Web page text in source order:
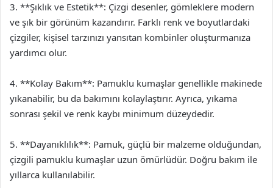
3. **Şıklık ve Estetik**: Çizgi desenler, gömleklere modern
ve şık bir görünüm kazandırır. Farklı renk ve boyutlardaki
çizgiler, kişisel tarzınızı yansıtan kombinler oluşturmanıza
yardımcı olur.
4. **Kolay Bakım**: Pamuklu kumaşlar genellikle makinede
yıkanabilir, bu da bakımını kolaylaştırır. Ayrıca, yıkama
sonrası şekil ve renk kaybı minimum düzeydedir.
5. **Dayanıklılık**: Pamuk, güçlü bir malzeme olduğundan,
çizgili pamuklu kumaşlar uzun ömürlüdür. Doğru bakım ile
yıllarca kullanılabilir.